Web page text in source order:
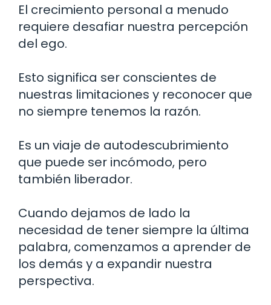
El crecimiento personal a menudo
requiere desafiar nuestra percepción
del ego.
Esto significa ser conscientes de
nuestras limitaciones y reconocer que
no siempre tenemos la razón.
Es un viaje de autodescubrimiento
que puede ser incómodo, pero
también liberador.
Cuando dejamos de lado la
necesidad de tener siempre la última
palabra, comenzamos a aprender de
los demás y a expandir nuestra
perspectiva.